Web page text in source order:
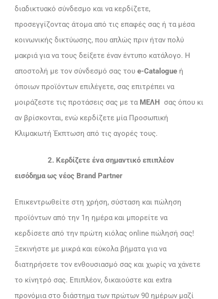
διαδικτυακό σύνδεσμο και να κερδίζετε,
προσεγγίζοντας άτομα από τις επαφές σας ή τα μέσα
κοινωνικής δικτύωσης, που απλώς πριν ήταν πολύ
μακριά για να τους δείξετε έναν έντυπο κατάλογο. Η
αποστολή με τον σύνδεσμό σας του e-Catalogue ή
όποιων προϊόντων επιλέγετε, σας επιτρέπει να
μοιράζεστε τις προτάσεις σας με τα ΜΕΛΗ σας όπου κι
αν βρίσκονται, ενώ κερδίζετε μία Προσωπική
Κλιμακωτή Έκπτωση από τις αγορές τους.
2. Κερδίζετε ένα σημαντικό επιπλέον
εισόδημα ως νέος Brand Partner
Επικεντρωθείτε στη χρήση, σύσταση και πώληση
προϊόντων από την 1η ημέρα και μπορείτε να
κερδίσετε από την πρώτη κιόλας online πώλησή σας!
Ξεκινήστε με μικρά και εύκολα βήματα για να
διατηρήσετε τον ενθουσιασμό σας και χωρίς να χάνετε
το κίνητρό σας. Επιπλέον, δικαιούστε και extra
προνόμια στο διάστημα των πρώτων 90 ημέρων μαζί